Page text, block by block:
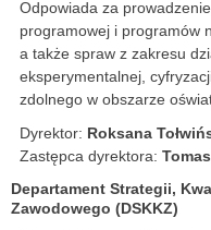
Odpowiada za
programowej i programów
a także spraw z zakresu
eksperymentalnej,
zdolnego w obszarze
Dyrektor: Roksana
Zastępca dyrektora:
Departament Strategii,
Zawodowego (DSKKZ)